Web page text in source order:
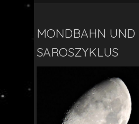
MONDBAHN UND
SAROSZYKLUS